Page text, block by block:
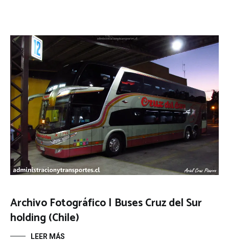
Archivo Fotográfico | Buses Cruz del Sur
holding (Chile)
LEER MÁS